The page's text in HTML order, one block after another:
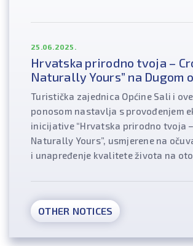
25.06.2025.
Hrvatska prirodno tvoja –
Naturally Yours” na Dugom
Turistička zajednica Općine Sali i
ponosom nastavlja s provođenjem
inicijative “Hrvatska prirodno tvoja
Naturally Yours”, usmjerene na
i unapređenje kvalitete života na
OTHER NOTICES